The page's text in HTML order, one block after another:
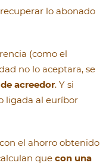
lo abonado
(como el
no lo aceptara, se
acreedor. Y si
ligada al euríbor
el ahorro obtenido
que con una